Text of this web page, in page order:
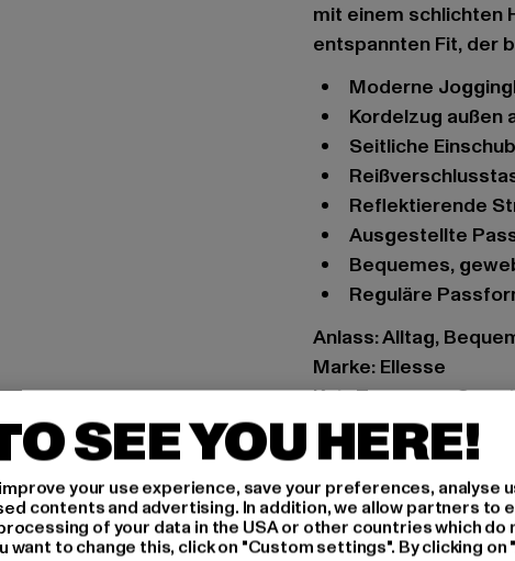
mit einem schlichten
entspannten Fit, der
Moderne
Kordelzug
Seitliche
Reflektierende
Ausgestellte
Bequemes,
Reguläre
Anlass: Alltag,
Marke: Ellesse
Kat.: Trousers - Sweat
Farbe: blau
Hersteller Farbe: dark
Art.Nr: SGL13401-
SEE YOU HERE!
your use experience, save your preferences, analyse
contents and advertising. In addition, we allow partners to
of your data in the USA or other countries which do
to change this, click on "Custom settings". By clicking